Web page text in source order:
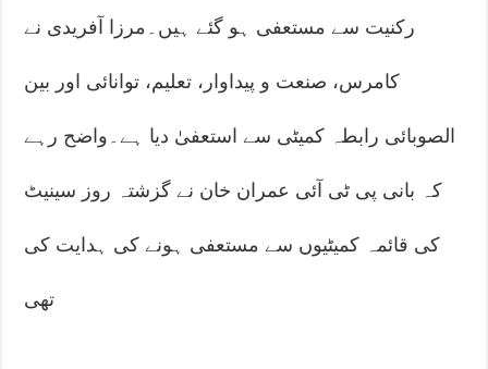
رکنیت سے مستعفی ہو گئے ہیں۔مرزا آفریدی نے
کامرس، صنعت و پیداوار، تعلیم، توانائی اور بین
الصوبائی رابطہ کمیٹی سے استعفیٰ دیا ہے۔واضح رہے
کہ بانی پی ٹی آئی عمران خان نے گزشتہ روز سینیٹ
کی قائمہ کمیٹیوں سے مستعفی ہونے کی ہدایت کی
تھی